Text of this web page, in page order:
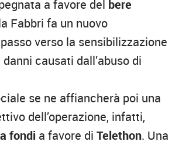
a favore del bere
Fabbri fa un nuovo
verso la sensibilizzazione
causati dall’abuso di
se ne affiancherà poi una
dell’operazione, infatti,
fondi a favore di Telethon. Una